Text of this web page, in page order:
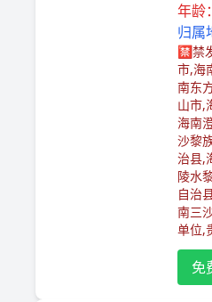
年龄
归属
🈲️禁
市,海
南东
山市,
海南
沙黎
治县,
陵水
自治
南三
单位,
免